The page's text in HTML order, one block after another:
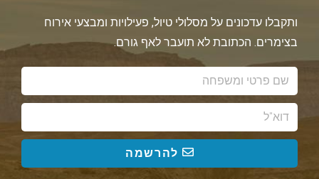
ותקבלו עדכונים על מסלולי טיול, פעילויות ומבצעי אירוח
בצימרים. הכתובת לא תועבר לאף גורם.
להרשמה